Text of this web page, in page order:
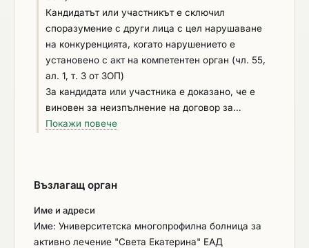
Кандидатът или участникът е сключил
споразумение с други лица с цел нарушаване
на конкуренцията, когато нарушението е
установено с акт на компетентен орган (чл. 55,
ал. 1, т. 3 от ЗОП)
За кандидата или участника е доказано, че е
виновен за неизпълнение на договор за
обществена поръчка или на договор за концесия
санкции, с изключение на случаите, когато
стойността или обема на договора (чл. 55, ал. 1,
т. 4 от ЗОП)
Покажи повече
Възлагащ орган
Име и адреси
Име: Университетска многопрофилна болница за
активно лечение "Света Екатерина" ЕАД